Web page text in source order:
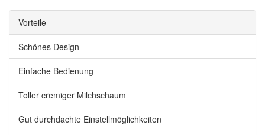
Vorteile
Schönes Design
Einfache Bedienung
Toller cremiger Milchschaum
Gut durchdachte Einstellmöglichkeiten